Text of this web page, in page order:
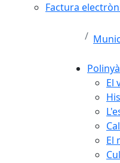
Factura
Polinyà
El
El